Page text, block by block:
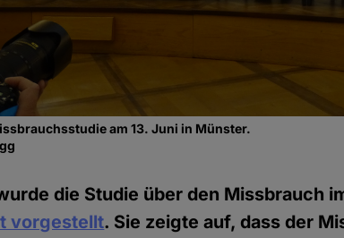
am 13. Juni in Münster.
die Studie über den Missbrauch
vorgestellt. Sie zeigte auf, dass der